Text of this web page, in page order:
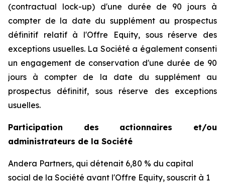
(contractual lock-up) d'une durée de 90 jours à
compter de la date du supplément au prospectus
définitif relatif à l'Offre Equity, sous réserve des
exceptions usuelles. La Société a également consenti
un engagement de conservation d'une durée de 90
jours à compter de la date du supplément au
prospectus définitif, sous réserve des exceptions
usuelles.
Participation des actionnaires et/ou
administrateurs de la Société
Andera Partners, qui détenait 6,80 % du capital
social de la Société avant l'Offre Equity, souscrit à 1